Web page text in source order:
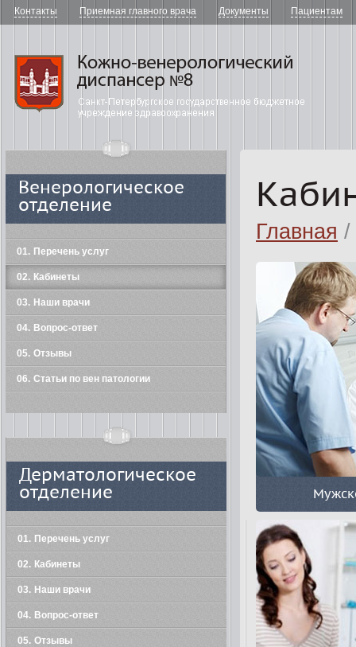
Главная /
Венерологическое
отделение
01 Перечень услуг
02 Кабинеты
03 Наши врачи
04 Вопрос-ответ
05 Отзывы
06 Статьи по вен патологии
Дерматологическое
отделение
01 Перечень услуг
02 Кабинеты
03 Наши врачи
04 Вопрос-ответ
05 Отзывы
Контакты Приемная главного врача Документы Пациентам